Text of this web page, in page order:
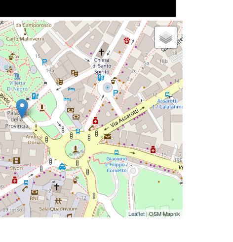
Leaflet | OSM Mapnik